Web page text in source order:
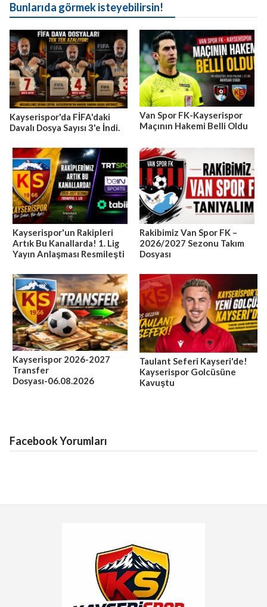
Bunlarıda görmek isteyebilirsin!
Kayserispor'da FİFA'daki
Davalı Dosya Sayısı 3'e İndi.
Van Spor FK-Kayserispor
Maçının Hakemi Belli Oldu
Kayserispor'un Rakipleri
Artık Bu Kanallarda! 1. Lig
Yayın Anlaşması Resmileşti
Rakibimiz Van Spor FK –
2026/2027 Sezonu Takım
Dosyası
Kayserispor 2026-2027
Transfer
Dosyası-06.08.2026
Taulant Seferi Kayseri'de!
Kayserispor Golcüsüne
Kavuştu
Facebook Yorumları